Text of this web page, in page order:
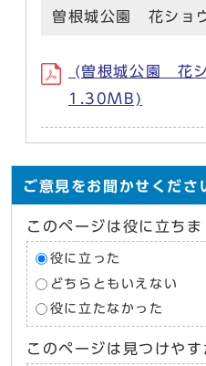
曽根城公園 花ショ
(曽根城公園 花
1.30MB)
ご意見をお聞かせくださ
このページは役に立ちま
役に立った
どちらともいえない
役に立たなかった
このページは見つけやす